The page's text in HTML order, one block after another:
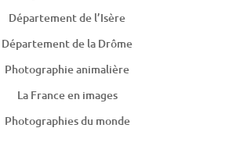
Département de l’Isère
Département de la Drôme
Photographie animalière
La France en images
Photographies du monde